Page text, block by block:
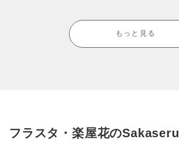
もっと見る
フラスタ・楽屋花のSakaseru